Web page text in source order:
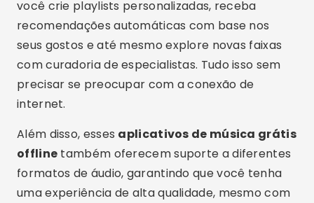
você crie playlists personalizadas, receba
recomendações automáticas com base nos
seus gostos e até mesmo explore novas faixas
com curadoria de especialistas. Tudo isso sem
precisar se preocupar com a conexão de
internet.
Além disso, esses aplicativos de música grátis
offline também oferecem suporte a diferentes
formatos de áudio, garantindo que você tenha
uma experiência de alta qualidade, mesmo com